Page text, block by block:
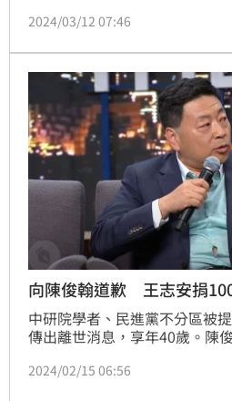
歸，並改為《賀瓏夜夜秀》，
撻伐；雖然身陷輿論風波中，
他主持的節目依然完售，看來
2024/03/12 07:46
向陳俊翰道歉 王志安捐
中研院學者、民進黨不分區被
傳出離世消息，享年40歲。陳
俊翰離世消息，王志安今日也在
2024/02/15 06:56